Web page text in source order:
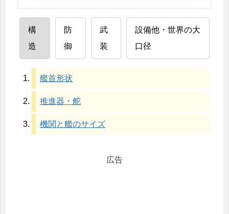
構
造
防
御
武
装
設備他・世界の大
口径
艦首形状
推進器・舵
機関と艦のサイズ
広告